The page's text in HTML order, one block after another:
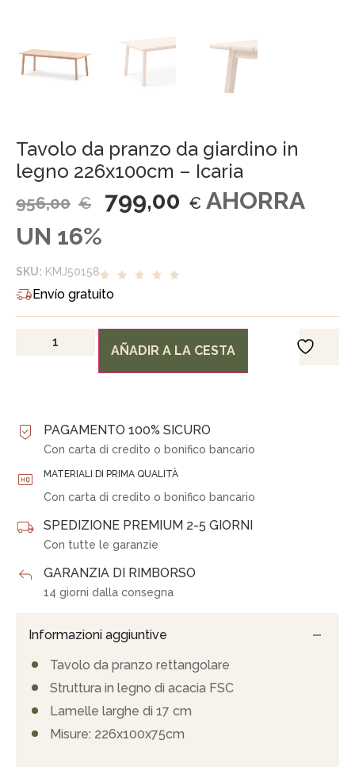
Tavolo da pranzo da giardino in
legno 226x100cm – Icaria
956,00 € 799,00 € AHORRA
UN 16%
SKU: KMJ50158
Envío gratuito
AÑADIR A LA CESTA
PAGAMENTO 100% SICURO
Con carta di credito o bonifico bancario
MATERIALI DI PRIMA QUALITÀ
Con carta di credito o bonifico bancario
SPEDIZIONE PREMIUM 2-5 GIORNI
Con tutte le garanzie
GARANZIA DI RIMBORSO
14 giorni dalla consegna
Informazioni aggiuntive
Tavolo da pranzo rettangolare
Struttura in legno di acacia FSC
Lamelle larghe di 17 cm
Misure: 226x100x75cm